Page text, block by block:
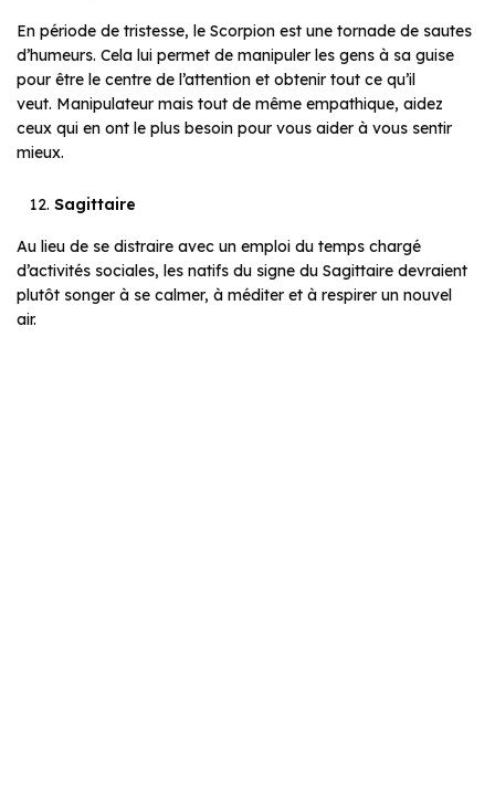
En période de tristesse, le Scorpion est une tornade de sautes
d’humeurs. Cela lui permet de manipuler les gens à sa guise
pour être le centre de l’attention et obtenir tout ce qu’il
veut. Manipulateur mais tout de même empathique, aidez
ceux qui en ont le plus besoin pour vous aider à vous sentir
mieux.
Sagittaire
Au lieu de se distraire avec un emploi du temps chargé
d’activités sociales, les natifs du signe du Sagittaire devraient
plutôt songer à se calmer, à méditer et à respirer un nouvel
air.